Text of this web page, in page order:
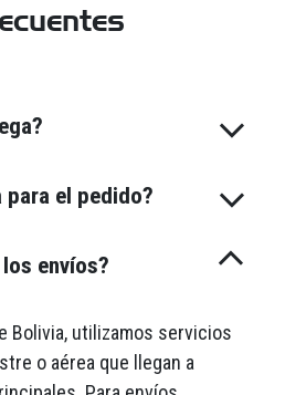
para el pedido?
envíos?
Bolivia, utilizamos servicios
o aérea que llegan a